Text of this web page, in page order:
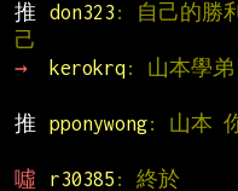
推 don323 : 自己的勝
己
→
kerokrq: 山本學弟
推
pponywong: 山本
噓
r30385 : 終於